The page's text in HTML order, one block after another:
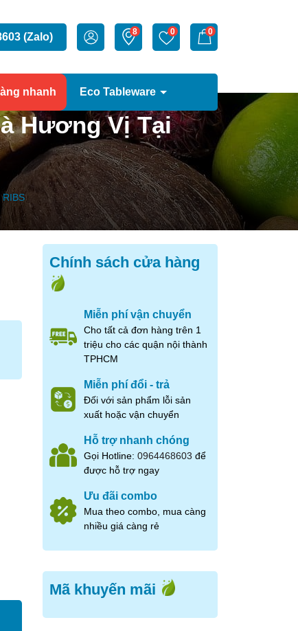
(Zalo) 8 0 0
nhanh Eco Tableware
Hương Vị Tại
Chính sách cửa hàng
Miễn phí vận chuyển
Cho tất cả đơn hàng trên 1
triệu cho các quận nội thành
TPHCM
Miễn phí đổi - trả
Đối với sản phẩm lỗi sản
xuất hoặc vận chuyển
Hỗ trợ nhanh chóng
Gọi Hotline: 0964468603 để
được hỗ trợ ngay
Ưu đãi combo
Mua theo combo, mua càng
nhiều giá càng rẻ
Mã khuyến mãi